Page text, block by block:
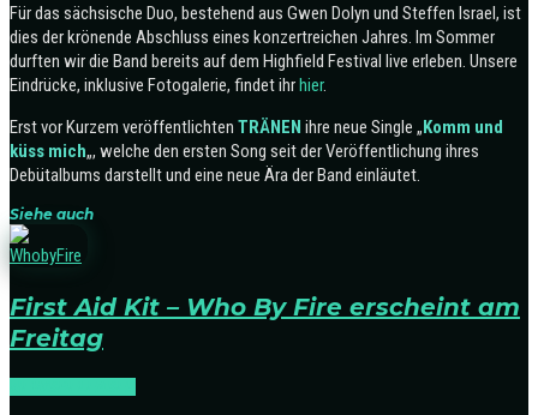
Für das sächsische Duo, bestehend aus Gwen Dolyn und Steffen Israel, ist
dies der krönende Abschluss eines konzertreichen Jahres. Im Sommer
durften wir die Band bereits auf dem Highfield Festival live erleben. Unsere
Eindrücke, inklusive Fotogalerie, findet ihrhier.
Erst vor Kurzem veröffentlichten TRÄNEN ihre neue Single „Komm und
küss mich„, welche den ersten Song seit der Veröffentlichung ihres
Debütalbums darstellt und eine neue Ära der Band einläutet.
Siehe auch
First Aid Kit – Who By Fire erscheint am
Freitag